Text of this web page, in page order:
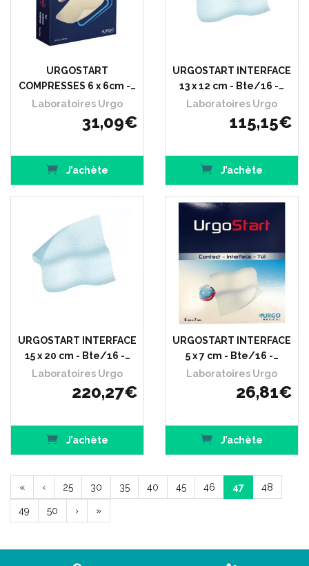
URGOSTART
COMPRESSES 6 x 6cm -…
Laboratoires Urgo
31,09€
J’achète
URGOSTART INTERFACE
13 x 12 cm - Bte/16 -…
Laboratoires Urgo
115,15€
J’achète
URGOSTART INTERFACE
15 x 20 cm - Bte/16 -…
Laboratoires Urgo
220,27€
J’achète
URGOSTART INTERFACE
5 x 7 cm - Bte/16 -…
Laboratoires Urgo
26,81€
J’achète
« ‹ 25 30 35 40 45 46 47 48
49 50 › »